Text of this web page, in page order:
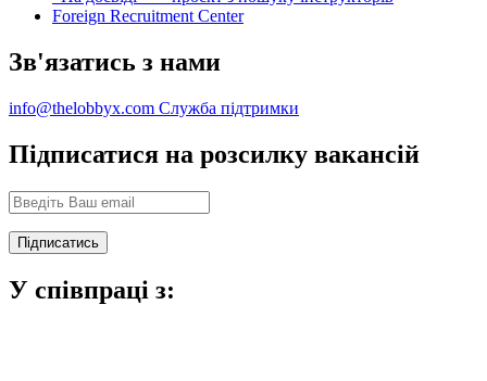
Foreign Recruitment Center
Зв'язатись з нами
info@thelobbyx.com Служба підтримки
Підписатися на розсилку вакансій
У співпраці з: